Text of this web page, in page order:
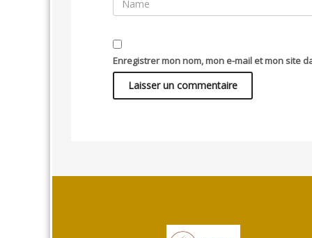
Enregistrer mon nom, mon e-mail et mon site